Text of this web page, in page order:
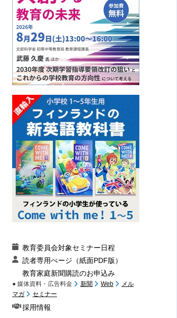
教育委員会対象セミナー日程
読者専用ぺージ（紙面PDF版）
教育家庭新聞購読のお申込み
● 媒体資料・広告料金 新聞 Web
メル
マガ
セミナー
採用情報